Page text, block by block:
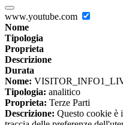
www.youtube.com
Nome
Tipologia
Proprieta
Descrizione
Durata
Nome:
Tipologia: analitico
Proprieta: Terze Parti
Descrizione: Questo cookie è